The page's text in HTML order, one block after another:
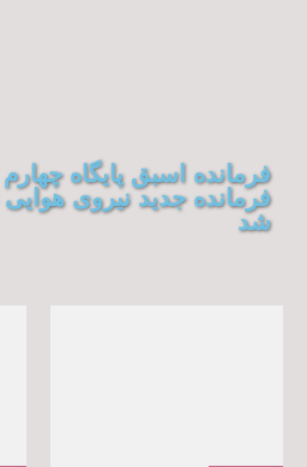
فرمانده اسبق پایگاه
فرمانده جدید نیروی
شد